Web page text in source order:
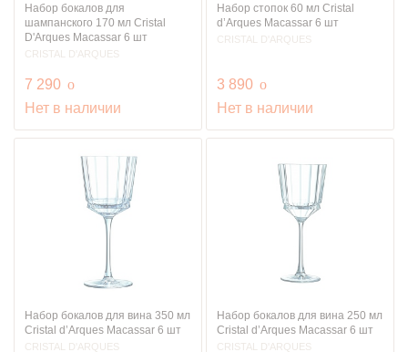
Набор бокалов для
шампанского 170 мл Cristal
D'Arques Macassar 6 шт
CRISTAL D'ARQUES
7 290 руб.
o
Нет в наличии
Набор стопок 60 мл Cristal
d’Arques Macassar 6 шт
CRISTAL D'ARQUES
3 890 руб.
o
Нет в наличии
Набор бокалов для вина 350 мл
Cristal d’Arques Macassar 6 шт
CRISTAL D'ARQUES
Набор бокалов для вина 250 мл
Cristal d’Arques Macassar 6 шт
CRISTAL D'ARQUES